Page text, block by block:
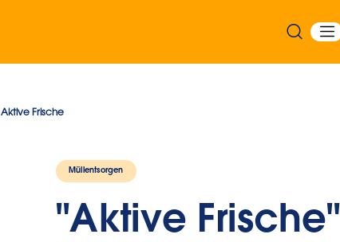
Aktive Frische
Müllentsorgen
"Aktive Frische"